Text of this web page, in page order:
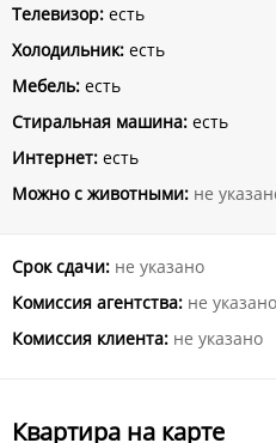
Телевизор: есть
Холодильник: есть
Мебель: есть
Стиральная машина: есть
Интернет: есть
Можно с животными: не
Срок сдачи: не указано
Комиссия агентства: не указано
Комиссия клиента: не указано
Квартира на карте